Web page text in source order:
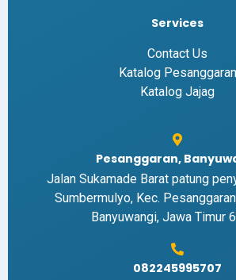
Services
Contact Us
Katalog Pesanggaran
Katalog Jajag
Pesanggaran,
Jalan Sukamade Barat patung
Sumbermulyo, Kec.
Banyuwangi, Jawa Timur
082245995707